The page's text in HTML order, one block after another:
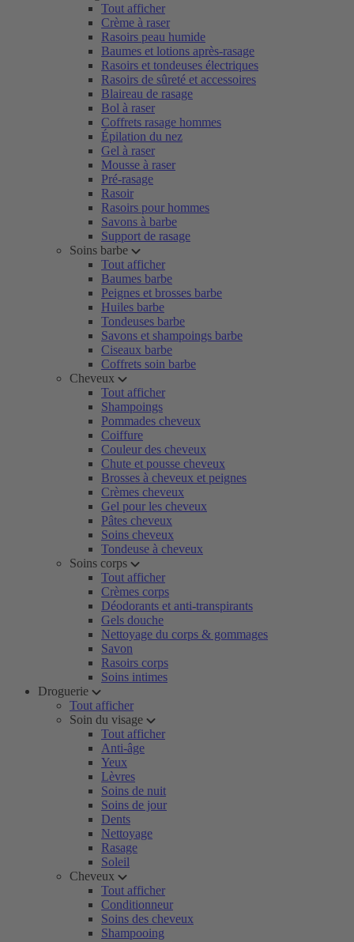
Tout afficher
Crème à raser
Rasoirs peau humide
Baumes et lotions après-rasage
Rasoirs et tondeuses électriques
Rasoirs de sûreté et accessoires
Blaireau de rasage
Bol à raser
Coffrets rasage hommes
Épilation du nez
Gel à raser
Mousse à raser
Pré-rasage
Rasoir
Rasoirs pour hommes
Savons à barbe
Support de rasage
Soins barbe
Tout afficher
Baumes barbe
Peignes et brosses barbe
Huiles barbe
Tondeuses barbe
Savons et shampoings barbe
Ciseaux barbe
Coffrets soin barbe
Cheveux
Tout afficher
Shampoings
Pommades cheveux
Coiffure
Couleur des cheveux
Chute et pousse cheveux
Brosses à cheveux et peignes
Crèmes cheveux
Gel pour les cheveux
Pâtes cheveux
Soins cheveux
Tondeuse à cheveux
Soins corps
Tout afficher
Crèmes corps
Déodorants et anti-transpirants
Gels douche
Nettoyage du corps & gommages
Savon
Rasoirs corps
Soins intimes
Droguerie
Tout afficher
Soin du visage
Tout afficher
Anti-âge
Yeux
Lèvres
Soins de nuit
Soins de jour
Dents
Nettoyage
Rasage
Soleil
Cheveux
Tout afficher
Conditionneur
Soins des cheveux
Shampooing